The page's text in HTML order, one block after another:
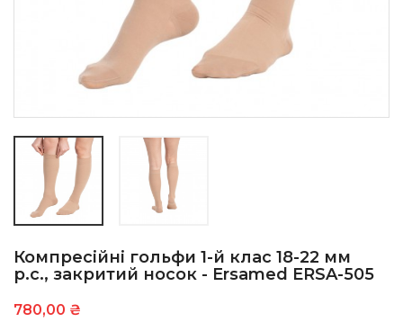
Компресійні гольфи 1-й клас 18-22 мм
р.с., закритий носок - Ersamed ERSA-505
780,00 ₴